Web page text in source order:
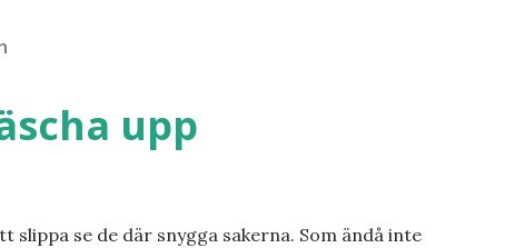
upp
se de där snygga sakerna. Som ändå inte